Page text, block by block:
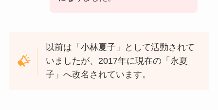
以前は「小林夏子」として活動されて
いましたが、2017年に現在の「永夏
子」へ改名されています。